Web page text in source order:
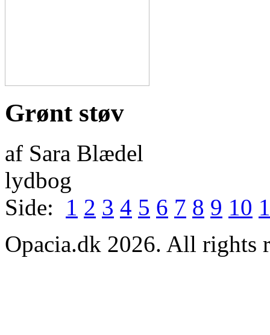
Grønt støv
af Sara Blædel
lydbog
Side: 1 2 3 4 5 6 7 8 9 10
Opacia.dk 2026. All rights